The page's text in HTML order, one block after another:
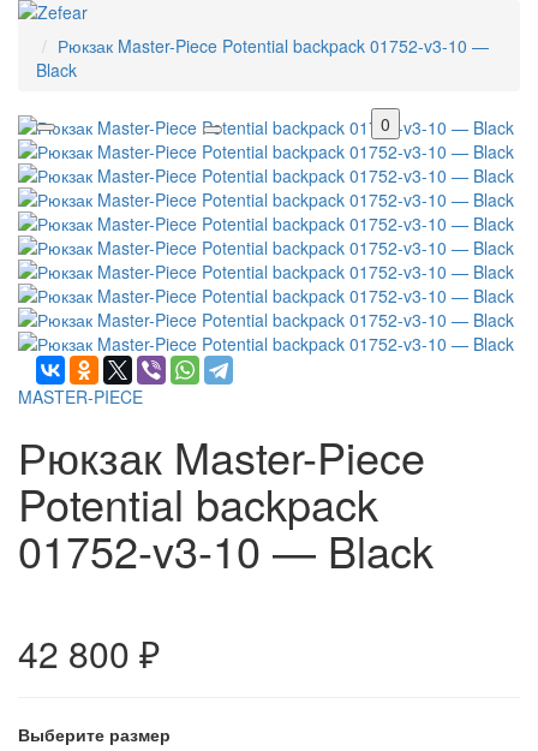
0
Рюкзак Master-Piece Potential backpack 01752-v3-10 —
Black
MASTER-PIECE
Рюкзак Master-Piece
Potential backpack
01752-v3-10 — Black
42 800 ₽
Выберите размер